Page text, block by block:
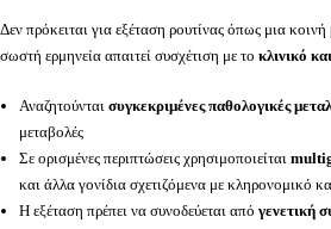
Δεν πρόκειται για εξέταση ρουτίνας όπως μια
σωστή ερμηνεία απαιτεί συσχέτιση με το κλινικό
Αναζητούνται συγκεκριμένες παθολογικές
μεταβολές
Σε ορισμένες περιπτώσεις χρησιμοποιείται
και άλλα γονίδια σχετιζόμενα με κληρονομικό
Η εξέταση πρέπει να συνοδεύεται από γενετική